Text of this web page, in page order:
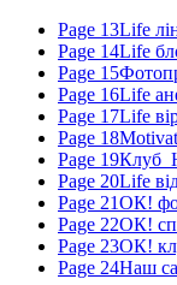
Page 13Life
Page 14Life
Page 15
Page 16Life
Page 17Life
Page 18
Page 19
Page 20Life
Page 21ОК!
Page 22ОК!
Page 23ОК!
Page 24Наш